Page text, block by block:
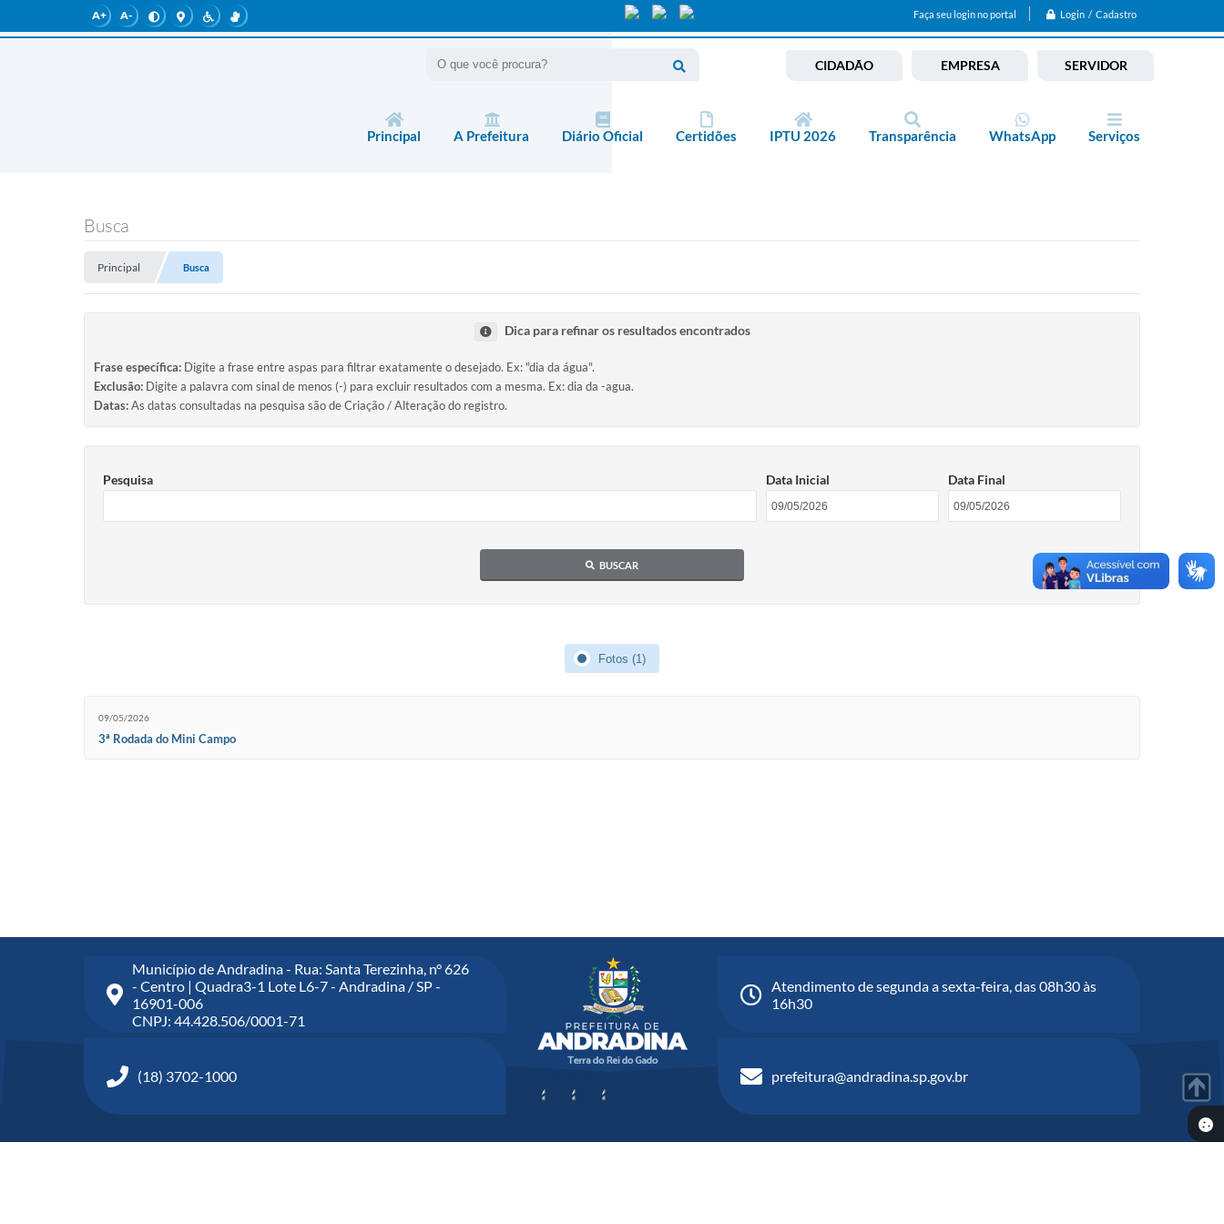
Faça seu login no portal Login / Cadastro
A+ A-
CIDADÃO EMPRESA SERVIDOR
Principal A Prefeitura Diário Oficial Certidões IPTU 2026 Transparência WhatsApp Serviços
Busca
Principal Busca
Dica para refinar os resultados encontrados
Frase específica: Digite a frase entre aspas para filtrar exatamente o desejado. Ex: "dia da água".
Exclusão: Digite a palavra com sinal de menos (-) para excluir resultados com a mesma. Ex: dia da -agua.
Datas:As datas consultadas na pesquisa são de Criação / Alteração do registro.
Pesquisa Data Inicial Data Final
BUSCAR
Fotos (1)
09/05/2026
3ª Rodada do Mini Campo
Município de Andradina - Rua: Santa Terezinha, n° 626
- Centro | Quadra3-1 Lote L6-7 - Andradina / SP -
16901-006
CNPJ: 44.428.506/0001-71
(18) 3702-1000
Atendimento de segunda a sexta-feira, das 08h30 às
16h30
prefeitura@andradina.sp.gov.br